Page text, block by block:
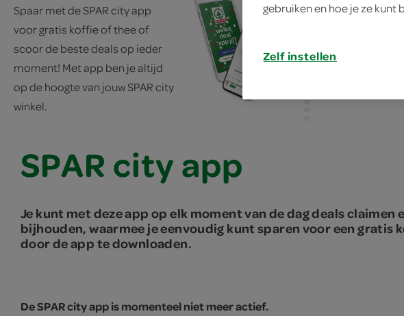
Spaar met de SPAR city app
voor gratis koffie of thee of
scoor de beste deals op ieder
moment! Met app ben je altijd
op de hoogte van jouw SPAR city
winkel.
download in
SPAR city app
Je kunt met deze app op elk moment van de dag deals
bijhouden, waarmee je eenvoudig kunt sparen voor een gratis
door de app te downloaden.
De SPAR city app is momenteel niet meer actief.
gebruiken en hoe je ze kunt
Zelf instellen